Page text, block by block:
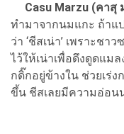
Casu Marzu (คาสุ
ทำมาจากนมแกะ ถ้าแ
ว่า ‘ชีสเน่า’ เพราะชา
ไว้ให้เน่าเพื่อดึงดูดแม
กดิ๊กอยู่ข้างใน ช่วยเร่
ขึ้น ชีสเลยมีความอ่อน